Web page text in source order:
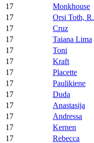
17
Monkhouse
17
Orsi Toth, R.
17
Cruz
17
Taiana Lima
17
Toni
17
Kraft
17
Placette
17
Paulikiene
17
Duda
17
Anastasija
17
Andressa
17
Kernen
17
Rebecca